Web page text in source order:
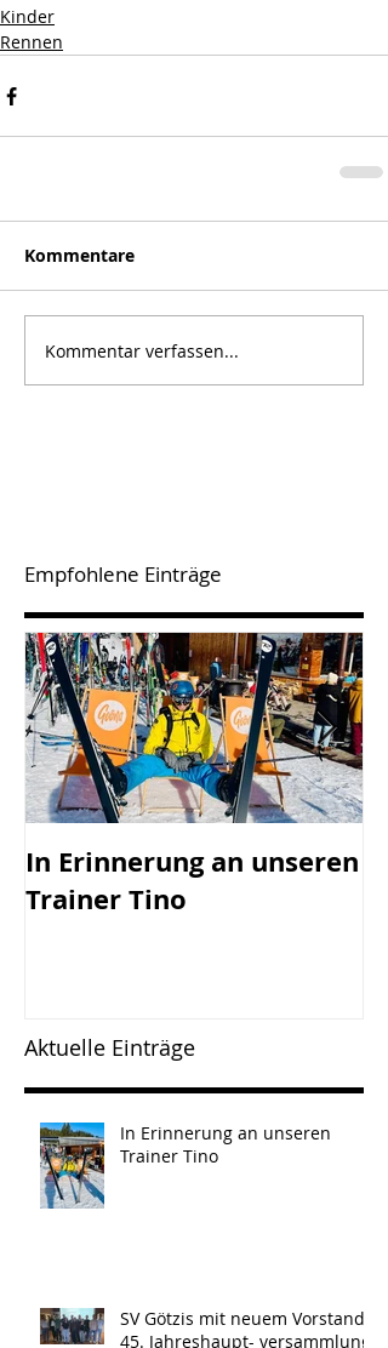
Kinder
Rennen
Kommentare
Kommentar verfassen...
Empfohlene Einträge
In Erinnerung an unseren
Trainer Tino
Aktuelle Einträge
In Erinnerung an unseren
Trainer Tino
SV Götzis mit neuem Vorstand -
45. Jahreshaupt- versammlung